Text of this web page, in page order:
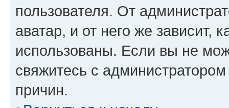
пользователя. От
аватар, и от него же зависит,
использованы. Если вы не
свяжитесь с
причин.